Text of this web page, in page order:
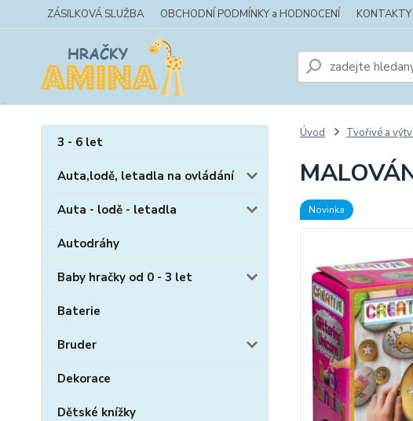
ZÁSILKOVÁ SLUŽBA OBCHODNÍ PODMÍNKY a HODNOCENÍ KONTAKTY
3 - 6 let
Auta,lodě, letadla na ovládání
Auta - lodě - letadla
Autodráhy
Baby hračky od 0 - 3 let
Baterie
Bruder
Dekorace
Dětské knížky
Úvod Tvořivé a
Novinka